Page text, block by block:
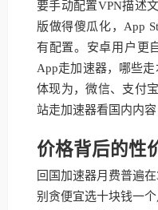
要手动配置VPN描述
版做得傻瓜化，App
有配置。安卓用户更
App走加速器，哪些
体现为，微信、支付
站走加速器看国内内容
价格背后的性
回国加速器月费普遍
别贪便宜选十块钱一